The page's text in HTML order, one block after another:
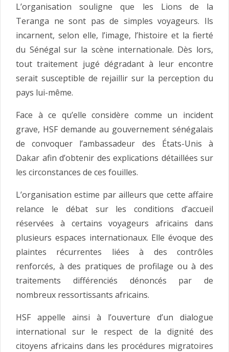
L’organisation souligne que les Lions de la
Teranga ne sont pas de simples voyageurs. Ils
incarnent, selon elle, l’image, l’histoire et la fierté
du Sénégal sur la scène internationale. Dès lors,
tout traitement jugé dégradant à leur encontre
serait susceptible de rejaillir sur la perception du
pays lui-même.
Face à ce qu’elle considère comme un incident
grave, HSF demande au gouvernement sénégalais
de convoquer l’ambassadeur des États-Unis à
Dakar afin d’obtenir des explications détaillées sur
les circonstances de ces fouilles.
L’organisation estime par ailleurs que cette affaire
relance le débat sur les conditions d’accueil
réservées à certains voyageurs africains dans
plusieurs espaces internationaux. Elle évoque des
plaintes récurrentes liées à des contrôles
renforcés, à des pratiques de profilage ou à des
traitements différenciés dénoncés par de
nombreux ressortissants africains.
HSF appelle ainsi à l’ouverture d’un dialogue
international sur le respect de la dignité des
citoyens africains dans les procédures migratoires